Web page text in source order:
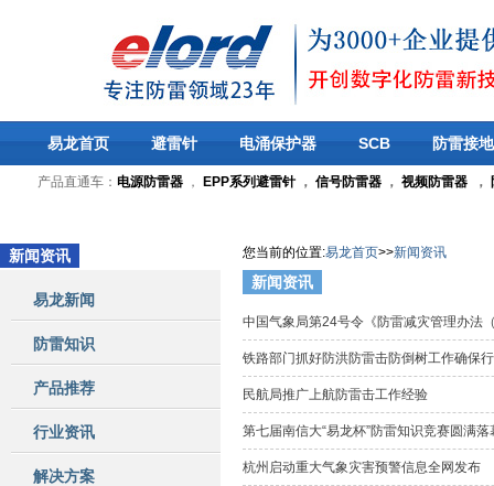
易龙首页 避雷针 电涌保护器 SCB 防雷接地
产品直通车： 电源防雷器 ， EPP系列避雷针， 信号防雷器 ， 视频防雷器 ，
新闻资讯
易龙新闻
防雷知识
产品推荐
行业资讯
解决方案
您当前的位置:易龙首页>>新闻资讯
新闻资讯
中国气象局第24号令《防雷减灾管理办法
铁路部门抓好防洪防雷击防倒树工作确保
民航局推广上航防雷击工作经验
第七届南信大“易龙杯”防雷知识竞赛圆满
杭州启动重大气象灾害预警信息全网发布